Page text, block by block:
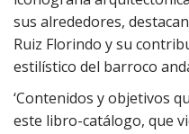
sus alrededores,
Ruiz Florindo y su
estilístico del barroco
‘Contenidos y objetivos
este libro-catálogo, que